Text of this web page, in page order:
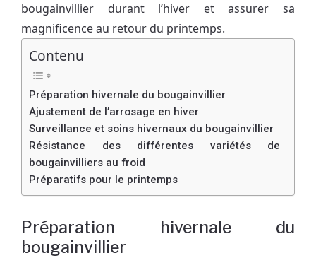
bougainvillier durant l’hiver et assurer sa
magnificence au retour du printemps.
Contenu
Préparation hivernale du bougainvillier
Ajustement de l’arrosage en hiver
Surveillance et soins hivernaux du bougainvillier
Résistance des différentes variétés de
bougainvilliers au froid
Préparatifs pour le printemps
Préparation hivernale du
bougainvillier